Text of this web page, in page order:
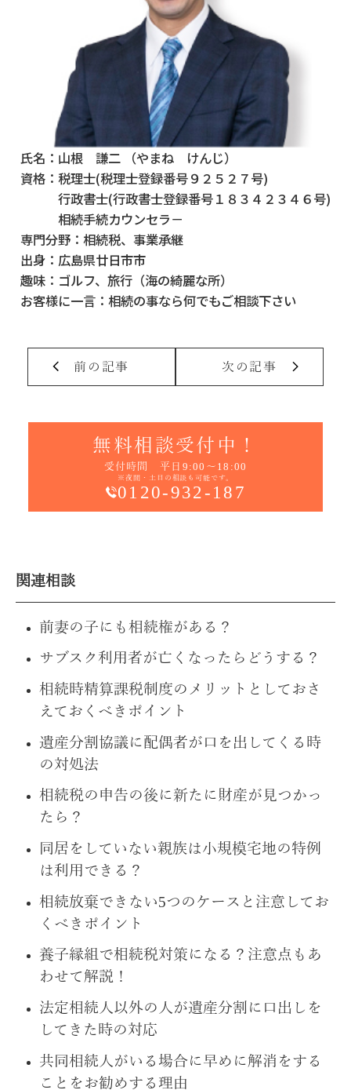
氏名： 山根 謙二 （やまね けんじ）
資格： 税理士(税理士登録番号９２５２７号)
行政書士(行政書士登録番号１８３４２３４６号)
相続手続カウンセラ－
専門分野： 相続税、事業承継
出身： 広島県廿日市市
趣味： ゴルフ、旅行（海の綺麗な所）
お客様に一言： 相続の事なら何でもご相談下さい
前の記事 次の記事
無料相談受付中！
受付時間 平日9:00～18:00
※夜間・土日の相談も可能です。
0120-932-187
関連相談
前妻の子にも相続権がある？
サブスク利用者が亡くなったらどうする？
相続時精算課税制度のメリットとしておさ
えておくべきポイント
遺産分割協議に配偶者が口を出してくる時
の対処法
相続税の申告の後に新たに財産が見つかっ
たら？
同居をしていない親族は小規模宅地の特例
は利用できる？
相続放棄できない5つのケースと注意してお
くべきポイント
養子縁組で相続税対策になる？注意点もあ
わせて解説！
法定相続人以外の人が遺産分割に口出しを
してきた時の対応
共同相続人がいる場合に早めに解消をする
ことをお勧めする理由